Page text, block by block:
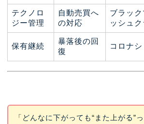
テクノロ
ジー管理
自動売買へ
の対応
ブラッ
ッシュク
保有継続
暴落後の回
復
コロナ
「どんなに下がっても“また上がる”